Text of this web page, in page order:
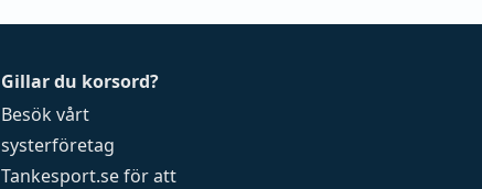
Gillar du korsord?
Besök vårt
systerföretag
Tankesport.seför att